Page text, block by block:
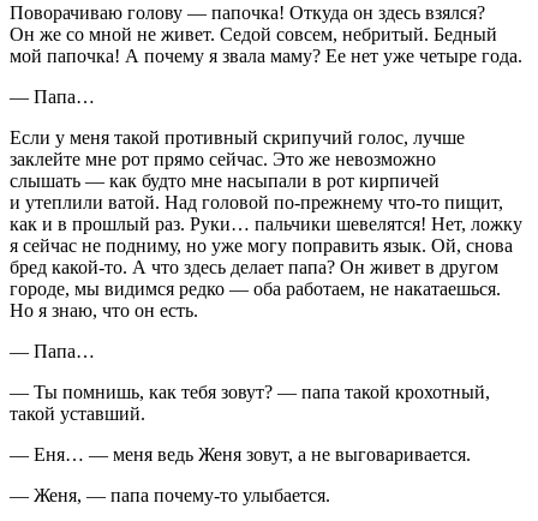
Поворачиваю голову — папочка! Откуда он здесь взялся?
Он же со мной не живет. Седой совсем, небритый. Бедный
мой папочка! А почему я звала маму? Ее нет уже четыре года.
— Папа…
Если у меня такой противный скрипучий голос, лучше
заклейте мне рот прямо сейчас. Это же невозможно
слышать — как будто мне насыпали в рот кирпичей
и утеплили ватой. Над головой по-прежнему что-то пищит,
как и в прошлый раз. Руки… пальчики шевелятся! Нет, ложку
я сейчас не подниму, но уже могу поправить язык. Ой, снова
бред какой-то. А что здесь делает папа? Он живет в другом
городе, мы видимся редко — оба работаем, не накатаешься.
Но я знаю, что он есть.
— Папа…
— Ты помнишь, как тебя зовут? — папа такой крохотный,
такой уставший.
— Еня… — меня ведь Женя зовут, а не выговаривается.
— Женя, — папа почему-то улыбается.